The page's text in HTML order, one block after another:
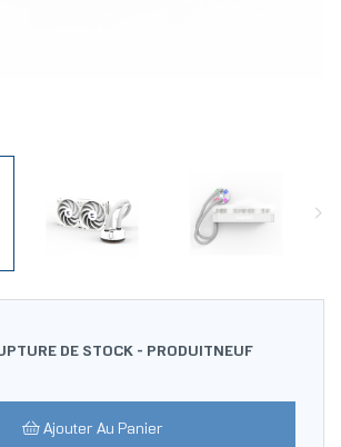
DE STOCK - PRODUITNEUF
Ajouter Au Panier